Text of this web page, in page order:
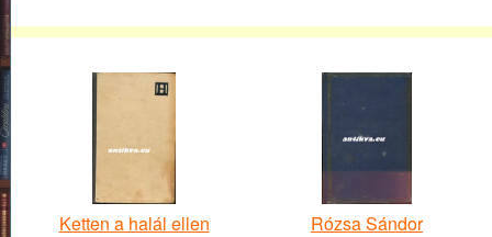
Ketten a halál ellen
Rózsa Sándor